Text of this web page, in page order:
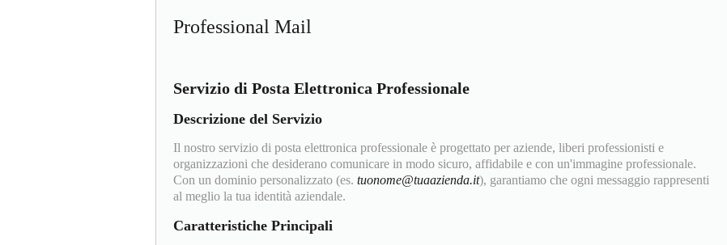
Professional Mail
Servizio di Posta Elettronica Professionale
Descrizione del Servizio
Il nostro servizio di posta elettronica professionale è progettato per aziende, liberi professionisti e
organizzazioni che desiderano comunicare in modo sicuro, affidabile e con un'immagine professionale.
Con un dominio personalizzato (es. tuonome@tuaazienda.it), garantiamo che ogni messaggio rappresenti
al meglio la tua identità aziendale.
Caratteristiche Principali